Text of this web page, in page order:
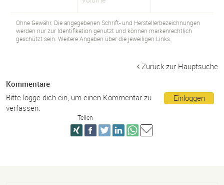
Ohne Gewähr. Die angegebenen Schrift- und Herstellerbezeichnungen
werden nur zur Identifikation genutzt und können markenrechtlich
geschützt sein. Weitere Angaben über die jeweiligen Links.
Zurück zur Hauptsuche
Kommentare
Einloggen
Bitte logge dich ein, um einen Kommentar zu
verfassen.
Teilen